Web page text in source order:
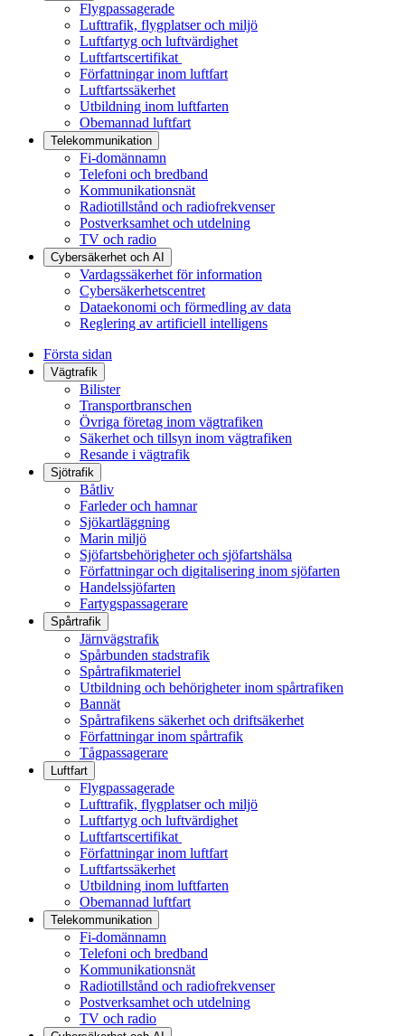
Flygpassagerade
Lufttrafik, flygplatser och miljö
Luftfartyg och luftvärdighet
Luftfartscertifikat
Författningar inom luftfart
Luftfartssäkerhet
Utbildning inom luftfarten
Obemannad luftfart
Telekommunikation
Fi-domännamn
Telefoni och bredband
Kommunikationsnät
Radiotillstånd och radiofrekvenser
Postverksamhet och utdelning
TV och radio
Cybersäkerhet och AI
Vardagssäkerhet för information
Cybersäkerhetscentret
Dataekonomi och förmedling av data
Reglering av artificiell intelligens
Första sidan
Vägtrafik
Bilister
Transportbranschen
Övriga företag inom vägtrafiken
Säkerhet och tillsyn inom vägtrafiken
Resande i vägtrafik
Sjötrafik
Båtliv
Farleder och hamnar
Sjökartläggning
Marin miljö
Sjöfartsbehörigheter och sjöfartshälsa
Författningar och digitalisering inom sjöfarten
Handelssjöfarten
Fartygspassagerare
Spårtrafik
Järnvägstrafik
Spårbunden stadstrafik
Spårtrafikmateriel
Utbildning och behörigheter inom spårtrafiken
Bannät
Spårtrafikens säkerhet och driftsäkerhet
Författningar inom spårtrafik
Tågpassagerare
Luftfart
Flygpassagerade
Lufttrafik, flygplatser och miljö
Luftfartyg och luftvärdighet
Luftfartscertifikat
Författningar inom luftfart
Luftfartssäkerhet
Utbildning inom luftfarten
Obemannad luftfart
Telekommunikation
Fi-domännamn
Telefoni och bredband
Kommunikationsnät
Radiotillstånd och radiofrekvenser
Postverksamhet och utdelning
TV och radio